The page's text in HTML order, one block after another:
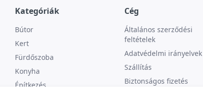
Kategóriák
Bútor
Kert
Fürdőszoba
Konyha
Építkezés
Cég
Általános szerződési
feltételek
Adatvédelmi irányelvek
Szállítás
Biztonságos fizetés